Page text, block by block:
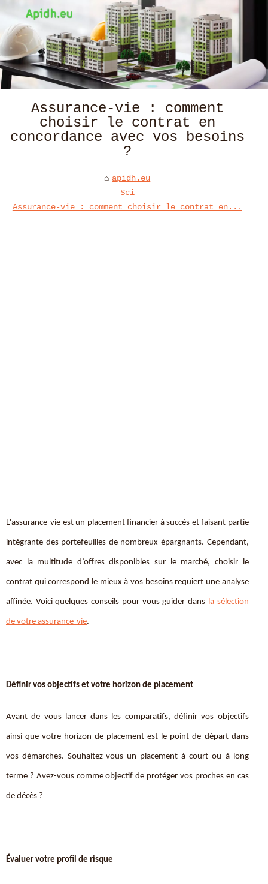
Assurance-vie : comment
choisir le contrat en
concordance avec vos besoins
?
apidh.eu
Sci
Assurance-vie : comment choisir le contrat en...
L'assurance-vie est un placement financier à succès et faisant partie
intégrante des portefeuilles de nombreux épargnants. Cependant,
avec la multitude d’offres disponibles sur le marché, choisir le
contrat qui correspond le mieux à vos besoins requiert une analyse
affinée. Voici quelques conseils pour vous guider dans la sélection
de votre assurance-vie.
Définir vos objectifs et votre horizon de placement
Avant de vous lancer dans les comparatifs, définir vos objectifs
ainsi que votre horizon de placement est le point de départ dans
vos démarches. Souhaitez-vous un placement à court ou à long
terme ? Avez-vous comme objectif de protéger vos proches en cas
de décès ?
Évaluer votre profil de risque